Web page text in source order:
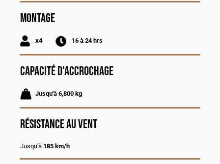
Montage
x4 16 à 24 hrs
Capacité d'accrochage
Jusqu'à 6,800 kg
Résistance au vent
Jusqu'à 185 km/h